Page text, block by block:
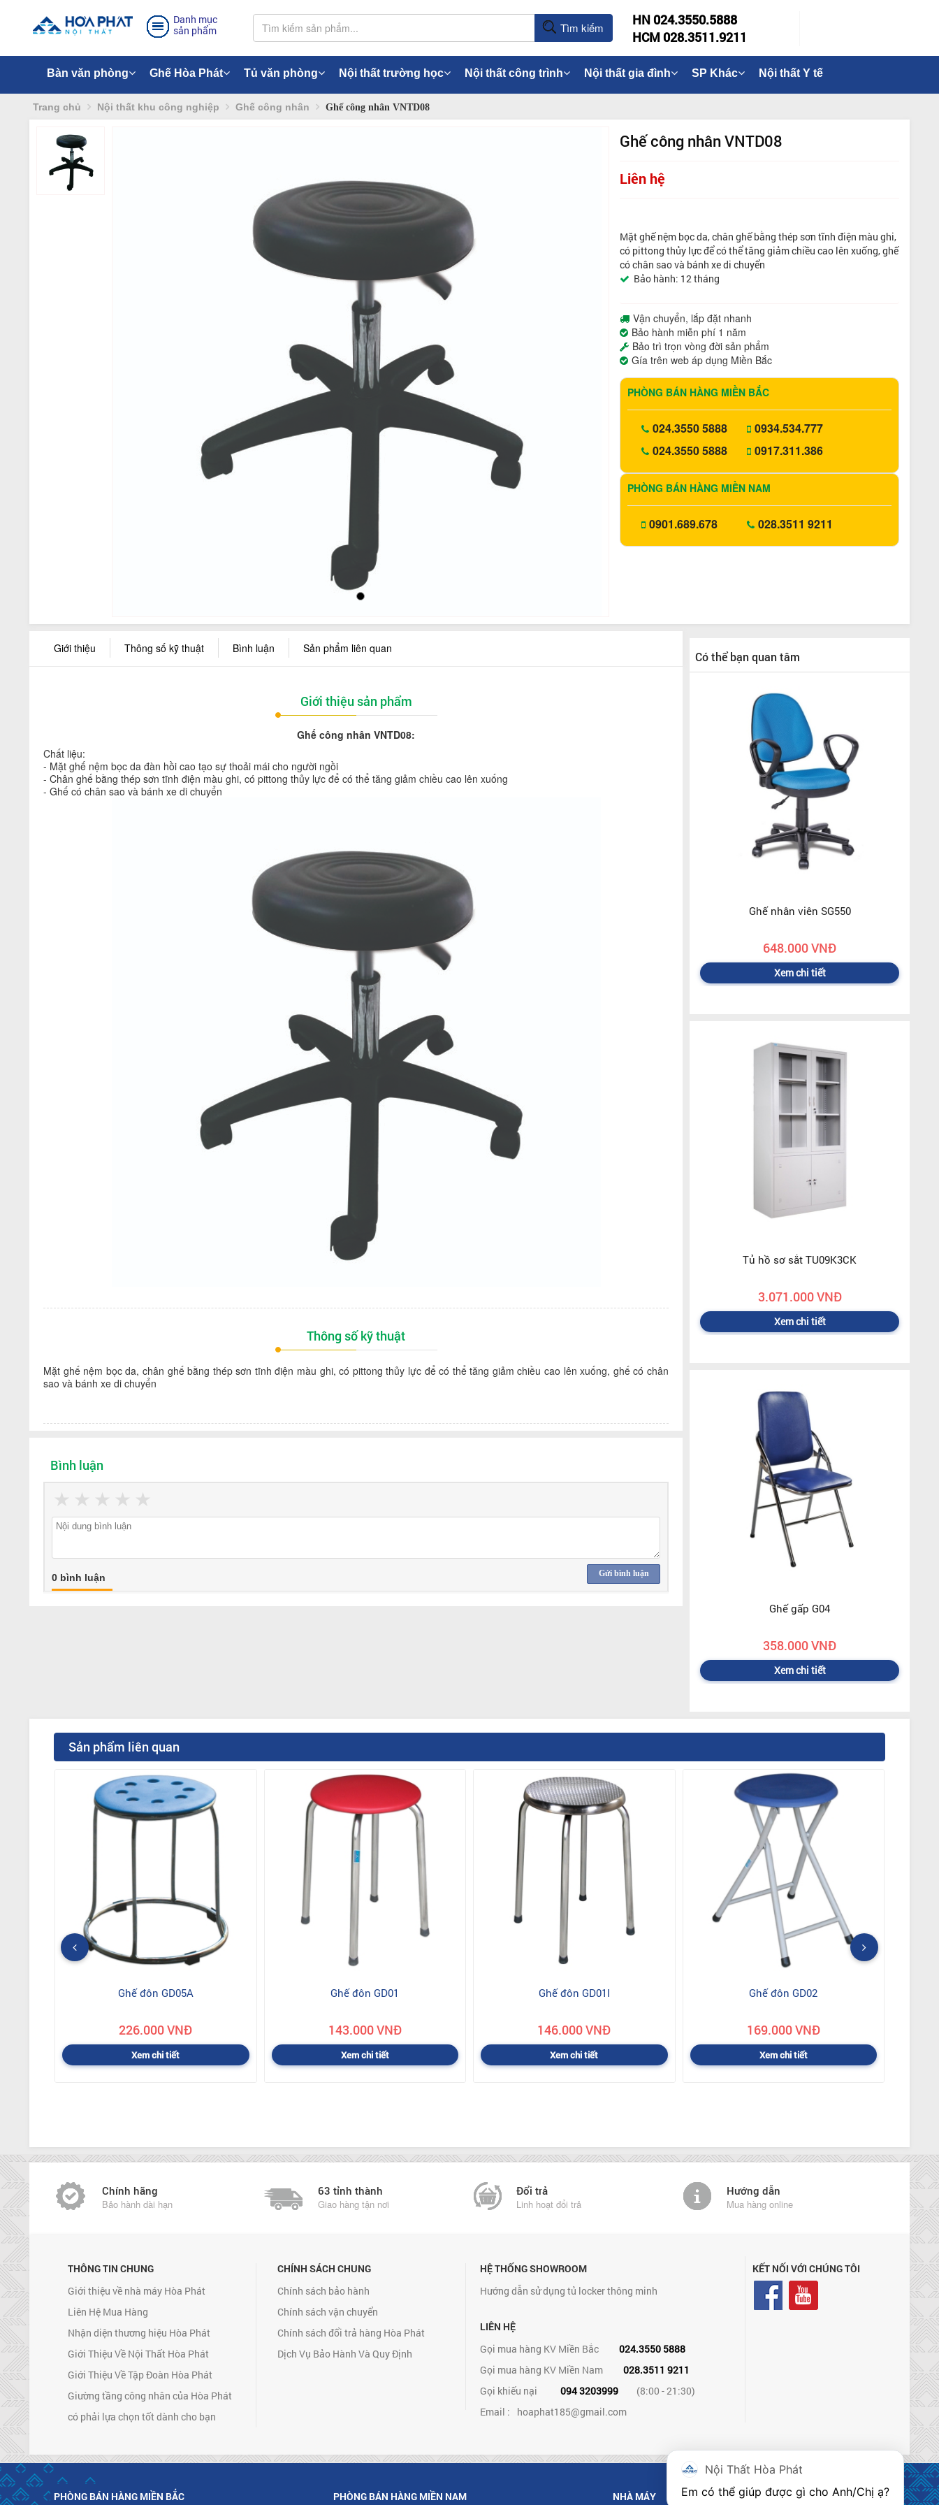
Danh mục
sản phẩm
Tìm kiếm
HN 024.3550.5888
HCM 028.3511.9211
Bàn văn phòng Ghế Hòa Phát Tủ văn phòng Nội thất trường học Nội thất công trình Nội thất gia đình SP Khác Nội thất Y tế
Trang chủ Nội thất khu công nghiệp Ghế công nhân Ghế công nhân VNTD08
Ghế công nhân VNTD08
Liên hệ
Mặt ghế nệm bọc da, chân ghế bằng thép sơn tĩnh điện màu ghi,
có pittong thủy lực để có thể tăng giảm chiều cao lên xuống, ghế
có chân sao và bánh xe di chuyển
Bảo hành: 12 tháng
Vận chuyển, lắp đặt nhanh
Bảo hành miễn phí 1 năm
Bảo trì trọn vòng đời sản phẩm
Gía trên web áp dụng Miền Bắc
PHÒNG BÁN HÀNG MIỀN BẮC
024.3550 5888
024.3550 5888
0934.534.777
0917.311.386
PHÒNG BÁN HÀNG MIỀN NAM
0901.689.678 028.3511 9211
Giới thiệu Thông số kỹ thuật Bình luận Sản phẩm liên quan
Giới thiệu sản phẩm
Ghế công nhân VNTD08:
Chất liệu:
- Mặt ghế nệm bọc da đàn hồi cao tạo sự thoải mái cho người ngồi
- Chân ghế bằng thép sơn tĩnh điện màu ghi, có pittong thủy lực để có thể tăng giảm chiều cao lên xuống
- Ghế có chân sao và bánh xe di chuyển
Thông số kỹ thuật
Mặt ghế nệm bọc da, chân ghế bằng thép sơn tĩnh điện màu ghi, có pittong thủy lực để có thể tăng giảm chiều cao lên xuống, ghế có chân
sao và bánh xe di chuyển
Bình luận
★
★
★
★
★
Gửi bình luận
0 bình luận
Có thể bạn quan tâm
Ghế nhân viên SG550
648.000 VNĐ
Xem chi tiết
Tủ hồ sơ sắt TU09K3CK
3.071.000 VNĐ
Xem chi tiết
Ghế gấp G04
358.000 VNĐ
Xem chi tiết
Sản phẩm liên quan
Ghế đôn GD05A
226.000 VNĐ
Xem chi tiết
Ghế đôn GD01
143.000 VNĐ
Xem chi tiết
Ghế đôn GD01I
146.000 VNĐ
Xem chi tiết
Ghế đôn GD02
169.000 VNĐ
Xem chi tiết
Chính hãng
Bảo hành dài hạn
63 tỉnh thành
Giao hàng tận nơi
Đổi trả
Linh hoạt đổi trả
Hướng dẫn
Mua hàng online
THÔNG TIN CHUNG
Giới thiệu về nhà máy Hòa Phát
Liên Hệ Mua Hàng
Nhận diện thương hiệu Hòa Phát
Giới Thiệu Về Nội Thất Hòa Phát
Giới Thiệu Về Tập Đoàn Hòa Phát
Giường tầng công nhân của Hòa Phát
có phải lựa chọn tốt dành cho bạn
CHÍNH SÁCH CHUNG
Chính sách bảo hành
Chính sách vận chuyển
Chính sách đổi trả hàng Hòa Phát
Dịch Vụ Bảo Hành Và Quy Định
HỆ THỐNG SHOWROOM
Hướng dẫn sử dụng tủ locker thông minh
LIÊN HỆ
Gọi mua hàng KV Miền Bắc
024.3550 5888
Gọi mua hàng KV Miền Nam
028.3511 9211
Gọi khiếu nại
094 3203999
(8:00 - 21:30)
Email : hoaphat185@gmail.com
KẾT NỐI VỚI CHÚNG TÔI
PHÒNG BÁN HÀNG MIỀN BẮC PHÒNG BÁN HÀNG MIỀN NAM NHÀ MÁY
Nội Thất Hòa Phát